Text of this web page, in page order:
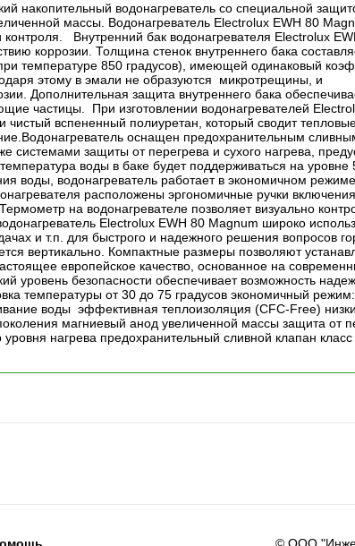
накопительный водонагреватель со специальной
массы. Водонагреватель Electrolux EWH 80
Внутренний бак водонагревателя Electrolux
коррозии. Толщина стенок внутреннего бака
температуре 850 градусов), имеющей одинаковый
этому в эмали не образуются микротрещины, и
Дополнительная защита внутреннего бака
частицы. При изготовлении водонагревателей
чистый вспененный полиуретан, который сводит
оснащен предохранительным
защиты от перегрева и сухого нагрева,
воды в баке будет поддерживаться на уровне
воды, водонагреватель работает в экономичном
расположены эргономичные ручки
на водонагревателе позволяет визуально
Electrolux EWH 80 Magnum широко
и т.п. для быстрого и надежного решения вопросов
вертикально. Компактные размеры позволяют
европейское качество, основанное на
уровень безопасности обеспечивает возможность
температуры от 30 до 75 градусов экономичный
воды эффективная теплоизоляция (CFC-Free)
магниевый анод увеличенной массы защита от
нагрева предохранительный сливной клапан класс